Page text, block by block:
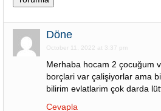
Döne
October 11, 2022 at 3:37 pm
Merhaba hocam 2 çocuğum
borçlari var çalişiyorlar ama
bilirim evlatlarim çok darda
Cevapla